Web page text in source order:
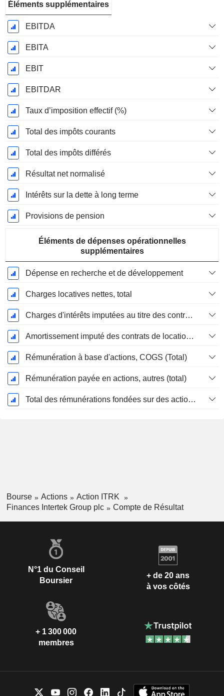
Éléments supplémentaires
EBITDA
EBITA
EBIT
EBITDAR
Taux d’imposition effectif (%)
Total des impôts courants
Total des impôts différés
Résultat net normalisé
Intérêts sur la dette à long terme
Provisions de pension
Éléments de dépenses opérationnelles
supplémentaires
Dépense en recherche et de développement
Charges locatives nettes, total
Charges d'intérêts imputées au titre des contrats de location
Amortissement imputé des contrats de location simple
Rémunération à base d'actions, COGS (Total)
Rémunération payée en actions, autres (total)
Total des rémunérations fondées sur des actions
Bourse Actions
Action ITRK
Finances Intertek Group plc
Compte de Résultat
N°1 du Conseil
Boursier
+ de 20 ans
à vos côtés
+ 1 300 000
membres